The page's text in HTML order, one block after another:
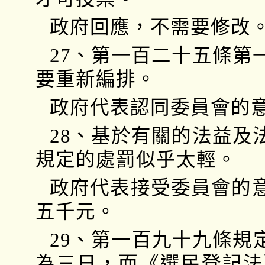
政府回應，不需要修改
27、第一百二十五條第
要重新編排。
政府代表認同委員會的
28、基於有關的法益及
規定的處罰似乎太輕。
政府代表接受委員會的
五千元。
29、第一百九十九條規